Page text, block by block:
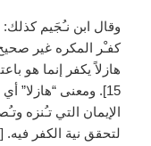
وقال ابن نـُجَيم كذلك:
كفـْر المكره غير
هازلاً يكفر إنما هو
15]. ومعنى “هازلا”
الإيمان التي تـُنزه
لتحقق نية الكفر فيه.